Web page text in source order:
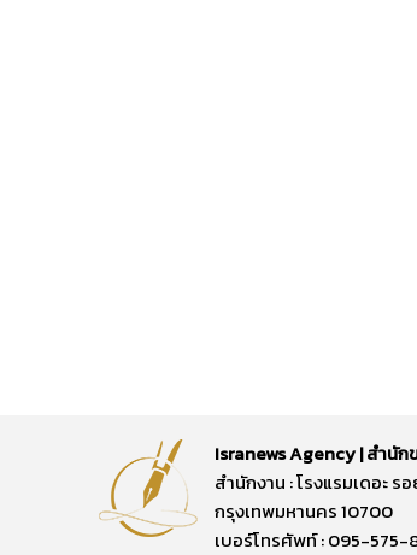
Isranews Agency | สำนัก
สำนักงาน : โรงแรมเดอะ
กรุงเทพมหานคร 10700
เบอร์โทรศัพท์ : 095-575-